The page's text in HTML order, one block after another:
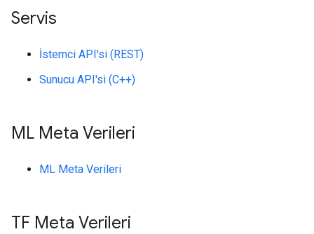
Servis
İstemci API'si (REST)
Sunucu API'si (C++)
ML Meta Verileri
ML Meta Verileri
TF Meta Verileri